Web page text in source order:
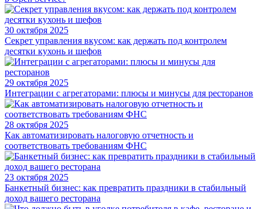
30 октября 2025
Секрет управления вкусом: как держать под контролем
десятки кухонь и шефов
29 октября 2025
Интеграции с агрегаторами: плюсы и минусы для ресторанов
28 октября 2025
Как автоматизировать налоговую отчетность и
соответствовать требованиям ФНС
23 октября 2025
Банкетный бизнес: как превратить праздники в стабильный
доход вашего ресторана